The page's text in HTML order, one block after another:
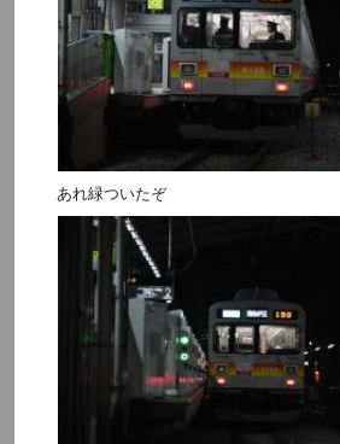
あれ緑ついたぞ